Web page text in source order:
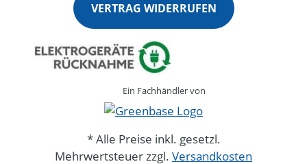
VERTRAG WIDERRUFEN
Ein Fachhändler von
* Alle Preise inkl. gesetzl.
Mehrwertsteuer zzgl. Versandkosten